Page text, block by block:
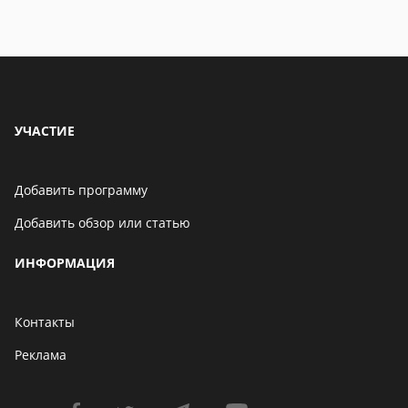
Бенчмарк AnTuTu
06 мая 2021
УЧАСТИЕ
Добавить программу
Добавить обзор или статью
ИНФОРМАЦИЯ
Контакты
Реклама